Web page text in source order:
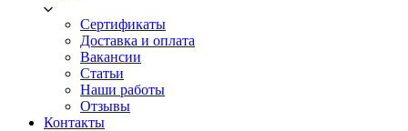
Сертификаты
Доставка и оплата
Вакансии
Статьи
Наши работы
Отзывы
Контакты